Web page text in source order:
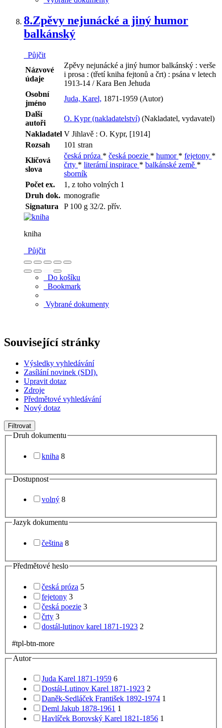
8.Zpěvy nejunácké a jiný humor
balkánský
Půjčit
Názvové
údaje
Zpěvy nejunácké a jiný humor balkánský : verše
i prosa : (třetí kniha fejtonů a črt) : psána v letech
1913-14 / Kara Ben Jehuda
Osobní
jméno
Juda, Karel, 1871-1959 (Autor)
Další
autoři
O. Kypr (nakladatelství) (Nakladatel, vydavatel)
Nakladatel V Jihlavě : O. Kypr, [1914]
Rozsah
101 stran
Klíčová
slova
česká próza * česká poezie * humor * fejetony *
črty * literární inspirace * balkánské země *
sborník
Počet ex.
1, z toho volných 1
Druh dok. monografie
Signatura
P 100 g 32/2. přív.
kniha
Půjčit
Do košíku
Bookmark
Vybrané dokumenty
Související stránky
Výsledky vyhledávání
Zasílání novinek (SDI).
Upravit dotaz
Zdroje
Předmětové vyhledávání
Nový dotaz
Filtrovat
Druh dokumentu
kniha 8
Dostupnost
volný 8
Jazyk dokumentu
čeština 8
Předmětové heslo
česká próza 5
fejetony 3
česká poezie 3
črty 3
dostál-lutinov karel 1871-1923 2
#tpl-btn-more
Autor
Juda Karel 1871-1959 6
Dostál-Lutinov Karel 1871-1923 2
Daněk-Sedláček František 1892-1974 1
Deml Jakub 1878-1961 1
Havlíček Borovský Karel 1821-1856 1